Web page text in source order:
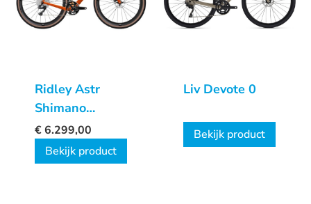
Ridley Astr
Shimano
GRX800 DI2 2x
€6.299,00
Bekijk product
Liv Devote 0
Bekijk product